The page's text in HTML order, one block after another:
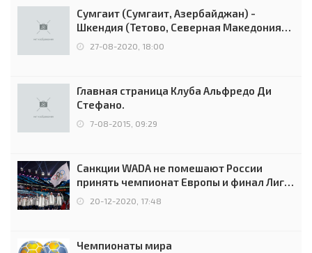
Сумгаит (Сумгаит, Азербайджан) -
Шкендия (Тетово, Северная Македония) -
0:2 (0:0)
27-08-2020, 18:00
Главная страница Клуба Альфредо Ди
Стефано.
7-08-2015, 09:29
Санкции WADA не помешают России
принять чемпионат Европы и финал Лиги
чемпионов.
20-12-2020, 17:48
Чемпионаты мира